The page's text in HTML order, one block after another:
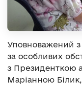
Уповноважений з
за особливих
з Президенткою
Маріанною